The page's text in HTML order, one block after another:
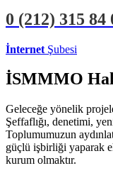
0 (212) 315 84
İnternet Şubesi
İSMMMO
Geleceğe yönelik
Şeffaflığı, denetimi,
Toplumumuzun
güçlü işbirliği yaparak
kurum olmaktır.